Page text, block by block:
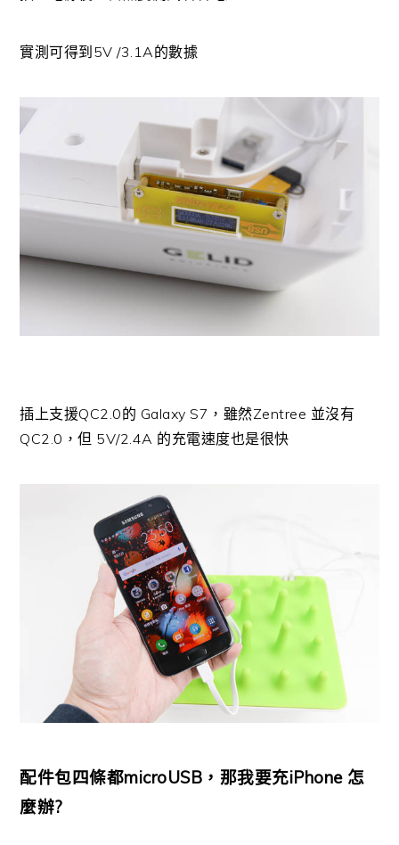
實測可得到5V /3.1A的數據
插上支援QC2.0的 Galaxy S7，雖然Zentree 並沒有
QC2.0，但 5V/2.4A 的充電速度也是很快
配件包四條都microUSB，那我要充iPhone 怎
麼辦?